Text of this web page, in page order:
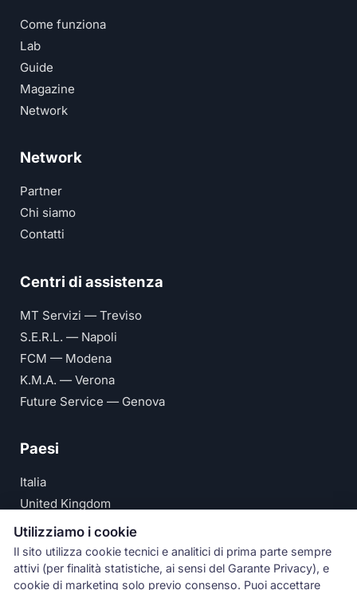
Come funziona
Lab
Guide
Magazine
Network
Network
Partner
Chi siamo
Contatti
Centri di assistenza
MT Servizi — Treviso
S.E.R.L. — Napoli
FCM — Modena
K.M.A. — Verona
Future Service — Genova
Paesi
Italia
United Kingdom
Deutschland
España
© Numeri Primi Srl — P.IVA IT11621120960 ·Privacy e
Utilizziamo i cookie
Il sito utilizza cookie tecnici e analitici di prima parte sempre
attivi (per finalità statistiche, ai sensi del Garante Privacy), e
cookie di marketing solo previo consenso. Puoi accettare